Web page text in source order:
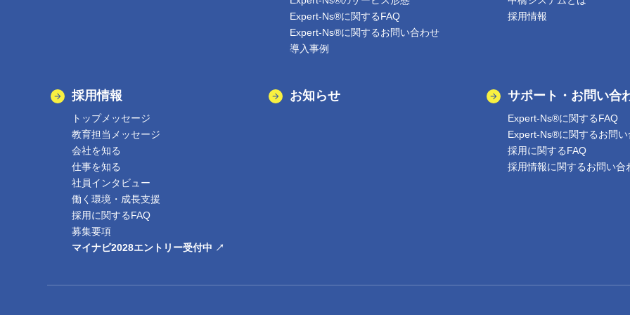
Expert-Ns®に関するFAQ
Expert-Ns®に関するお問い合わせ
導入事例
採用情報
採用情報
トップメッセージ
教育担当メッセージ
会社を知る
仕事を知る
社員インタビュー
働く環境・成長支援
採用に関するFAQ
募集要項
マイナビ2028エントリー受付中
お知らせ サポート・お問い合
Expert-Ns®に関するFAQ
Expert-Ns®に関するお問い
採用に関するFAQ
採用情報に関するお問い合